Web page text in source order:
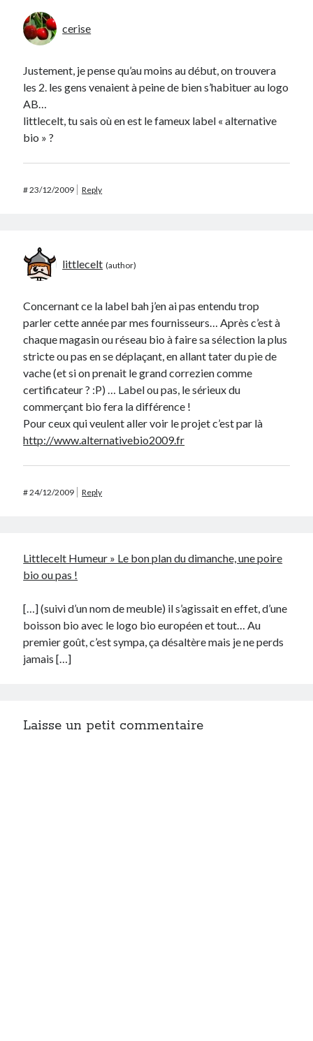
cerise
Justement, je pense qu’au moins au début, on trouvera
les 2. les gens venaient à peine de bien s’habituer au logo
AB…
littlecelt, tu sais où en est le fameux label « alternative
bio » ?
#23/12/2009 Reply
littlecelt
Concernant ce la label bah j’en ai pas entendu trop
parler cette année par mes fournisseurs… Après c’est à
chaque magasin ou réseau bio à faire sa sélection la plus
stricte ou pas en se déplaçant, en allant tater du pie de
vache (et si on prenait le grand correzien comme
certificateur ? :P) … Label ou pas, le sérieux du
commerçant bio fera la différence !
Pour ceux qui veulent aller voir le projet c’est par là
http://www.alternativebio2009.fr
#24/12/2009 Reply
Littlecelt Humeur » Le bon plan du dimanche, une poire
bio ou pas !
[…] (suivi d’un nom de meuble) il s’agissait en effet, d’une
boisson bio avec le logo bio européen et tout… Au
premier goût, c’est sympa, ça désaltère mais je ne perds
jamais […]
Laisse un petit commentaire